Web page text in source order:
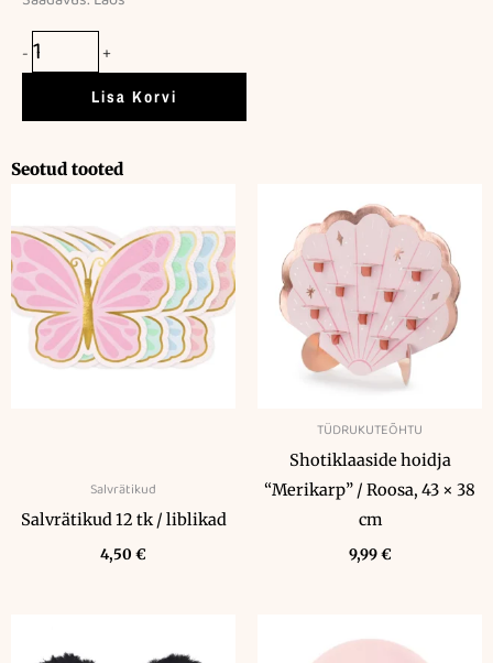
-
lint
/
Bride
+
Lisa Korvi
Seotud tooted
Salvrätikud
Salvrätikud 12 tk / liblikad
4,50 €
TÜDRUKUTEÕHTU
Shotiklaaside hoidja
“Merikarp” / Roosa, 43 × 38
cm
9,99€